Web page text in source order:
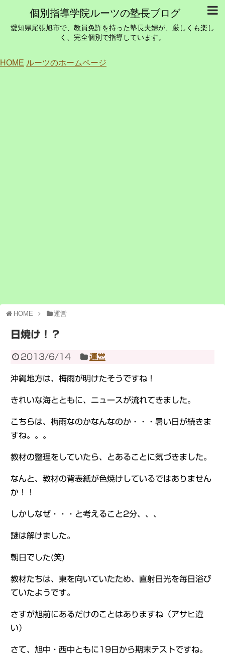
個別指導学院ルーツの塾長ブログ
愛知県尾張旭市で、教員免許を持った塾長夫婦が、厳しくも楽し
く、完全個別で指導しています。
HOME ルーツのホームページ
HOME 運営
日焼け！？
2013/6/14 運営
沖縄地方は、梅雨が明けたそうですね！
きれいな海とともに、ニュースが流れてきました。
こちらは、梅雨なのかなんなのか・・・暑い日が続きま
すね。。。
教材の整理をしていたら、とあることに気づきました。
なんと、教材の背表紙が色焼けしているではありません
か！！
しかしなぜ・・・と考えること2分、、、
謎は解けました。
朝日でした(笑)
教材たちは、東を向いていたため、直射日光を毎日浴び
ていたようです。
さすが旭前にあるだけのことはありますね（アサヒ違
い）
さて、旭中・西中ともに19日から期末テストですね。